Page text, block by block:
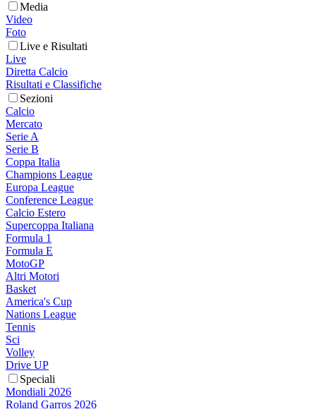
Media
Video
Foto
Live e Risultati
Live
Diretta Calcio
Risultati e Classifiche
Sezioni
Calcio
Mercato
Serie A
Serie B
Coppa Italia
Champions League
Europa League
Conference League
Calcio Estero
Supercoppa Italiana
Formula 1
Formula E
MotoGP
Altri Motori
Basket
America's Cup
Nations League
Tennis
Sci
Volley
Drive UP
Speciali
Mondiali 2026
Roland Garros 2026